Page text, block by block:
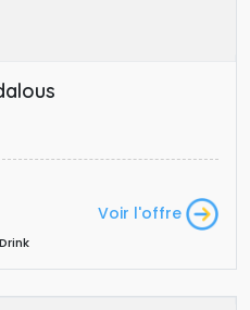
Voir l'offre